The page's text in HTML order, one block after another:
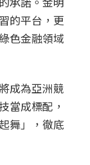
的平台，更
色金融領域
成為亞洲競
當成標配，
舞」，徹底